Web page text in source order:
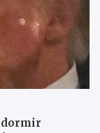
dormir